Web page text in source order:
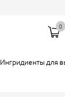
0
Мастика
Темный
Ингридиенты для